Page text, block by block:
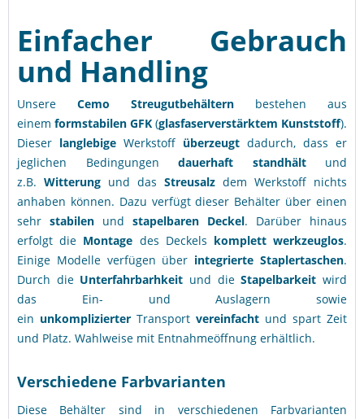
Einfacher Gebrauch
und Handling
Unsere Cemo Streugutbehältern bestehen aus
einem formstabilen GFK (glasfaserverstärktem Kunststoff).
Dieser langlebige Werkstoff überzeugt dadurch, dass er
jeglichen Bedingungen dauerhaft standhältund
z.B. Witterung und das Streusalz dem Werkstoff nichts
anhaben können. Dazu verfügt dieser Behälter über einen
sehr stabilen und stapelbaren Deckel. Darüber hinaus
erfolgt die Montage des Deckels komplett werkzeuglos.
Einige Modelle verfügen über integrierte Staplertaschen.
Durch die Unterfahrbarhkeit und dieStapelbarkeit wird
das Ein- und Auslagern sowie
ein unkomplizierter Transport vereinfacht und spart Zeit
und Platz. Wahlweise mit Entnahmeöffnung erhältlich.
Verschiedene Farbvarianten
Diese Behälter sind in verschiedenen Farbvarianten